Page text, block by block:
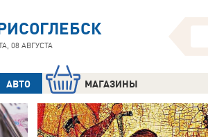
08 АВГУСТА
АВТО МАГАЗИНЫ